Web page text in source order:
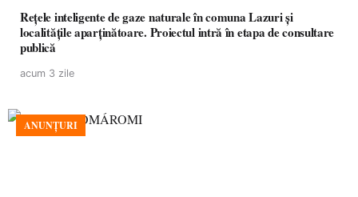
Rețele inteligente de gaze naturale în comuna Lazuri și
localitățile aparținătoare. Proiectul intră în etapa de consultare
publică
acum 3 zile
ANUNȚURI